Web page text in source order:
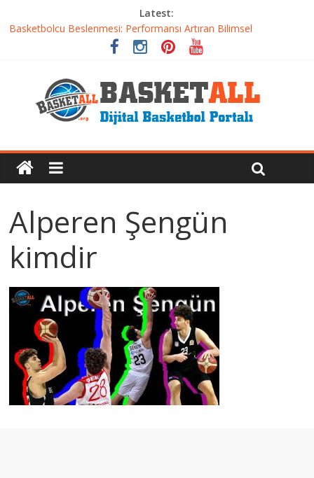
Latest:
Basketbolcu Beslenmesi: Performansı Artıran Bilimsel
Basketbolda Şut Antrenmanı ve Grafik Oluşturma
Dünyanın En İyi Basketbol Takımı: Gerçek Şampiyon Kim?
Etkili Basketbol Antrenmanı Nasıl Olmalı
Alperen Şengün
kimdir